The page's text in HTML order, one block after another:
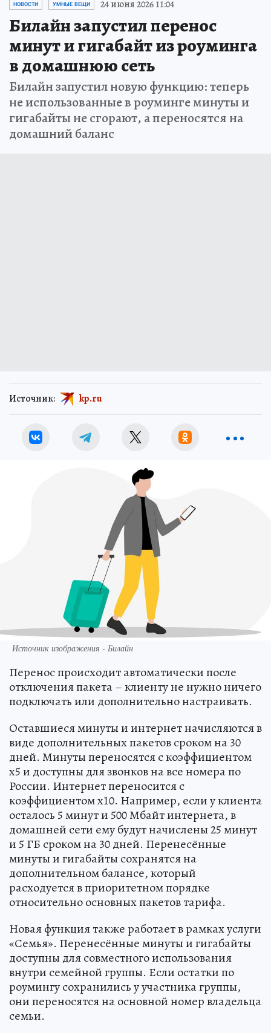
НОВОСТИ УМНЫЕ ВЕЩИ 24 июня 2026 11:04
Билайн запустил перенос
минут и гигабайт из роуминга
в домашнюю сеть
Билайн запустил новую функцию: теперь
не использованные в роуминге минуты и
гигабайты не сгорают, а переносятся на
домашний баланс
Источник: kp.ru
Источник изображения - Билайн
Перенос происходит автоматически после
отключения пакета – клиенту не нужно ничего
подключать или дополнительно настраивать.
Оставшиеся минуты и интернет начисляются в
виде дополнительных пакетов сроком на 30
дней. Минуты переносятся с коэффициентом
x5 и доступны для звонков на все номера по
России. Интернет переносится с
коэффициентом x10. Например, если у клиента
осталось 5 минут и 500 Мбайт интернета, в
домашней сети ему будут начислены 25 минут
и 5 ГБ сроком на 30 дней. Перенесённые
минуты и гигабайты сохранятся на
дополнительном балансе, который
расходуется в приоритетном порядке
относительно основных пакетов тарифа.
Новая функция также работает в рамках услуги
«Семья». Перенесённые минуты и гигабайты
доступны для совместного использования
внутри семейной группы. Если остатки по
роумингу сохранились у участника группы,
они переносятся на основной номер владельца
семьи.